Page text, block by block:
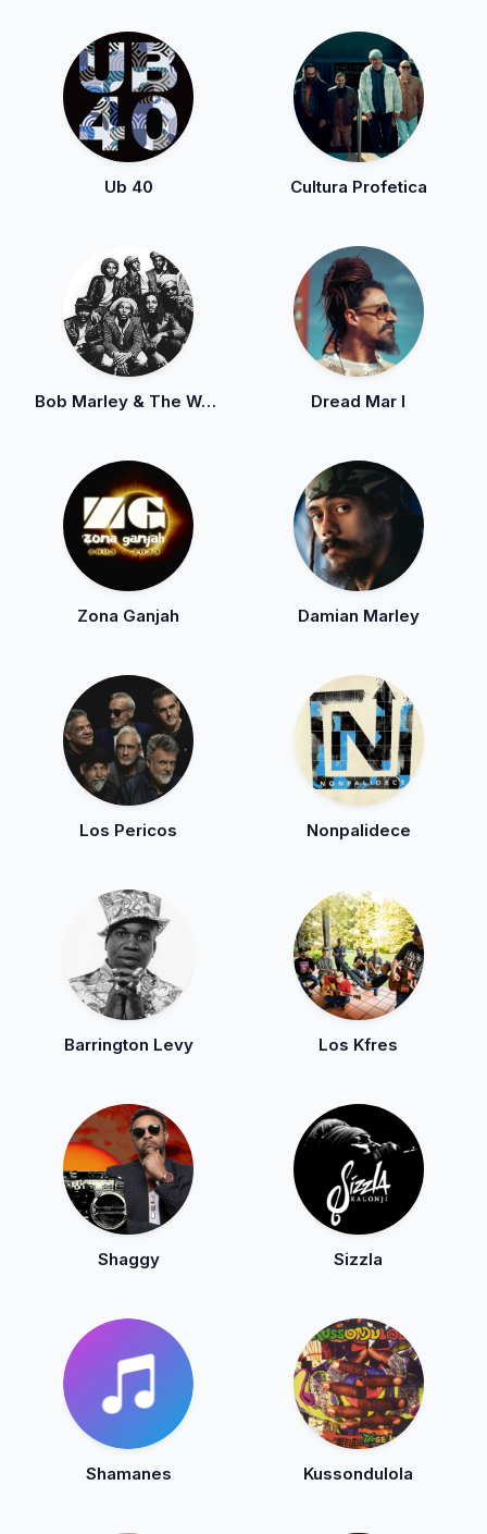
Ub 40 Cultura Profetica
Bob Marley & The Wailers Dread Mar I
Zona Ganjah Damian Marley
Los Pericos Nonpalidece
Barrington Levy Los Kfres
Shaggy Sizzla
Shamanes Kussondulola